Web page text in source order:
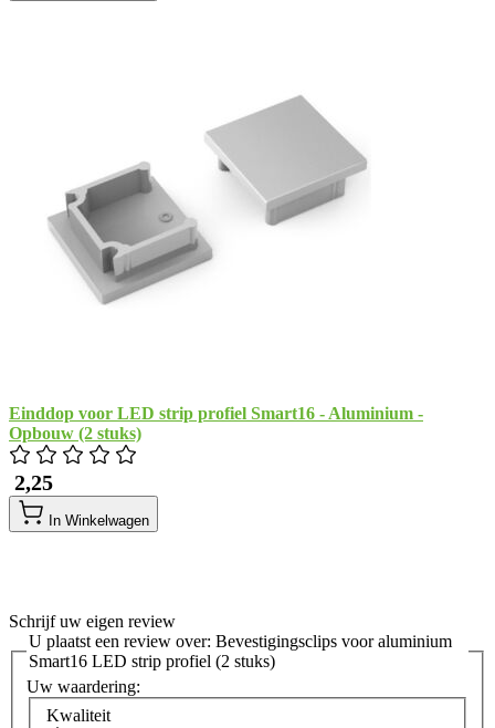
Einddop voor LED strip profiel Smart16 - Aluminium -
Opbouw (2 stuks)
​ 2,25
In Winkelwagen
Schrijf uw eigen review
U plaatst een review over: Bevestigingsclips voor aluminium
Smart16 LED strip profiel (2 stuks)
Uw waardering:
Kwaliteit